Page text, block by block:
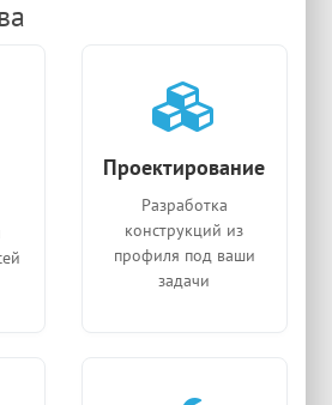
Проектирование
Разработка
конструкций из
профиля под ваши
задачи